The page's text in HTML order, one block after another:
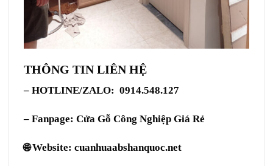
THÔNG TIN LIÊN HỆ
– HOTLINE/ZALO: 0914.548.127
– Fanpage: Cửa Gỗ Công Nghiệp Giá Rẻ
🌐 Website: cuanhuaabshanquoc.net